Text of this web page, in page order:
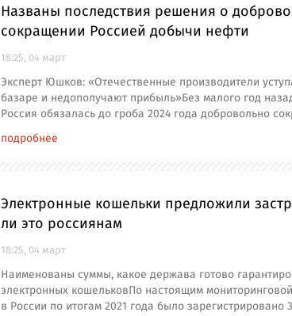
Названы последствия решения о
сокращении Россией добычи нефти
18:25, 04 март
Эксперт Юшков: «Отечественные производители
базаре и недополучают прибыль»Без малого год
Россия обязалась до гроба 2024 года добровольно
подробнее
Электронные кошельки предложили
ли это россиянам
18:25, 04 март
Наименованы суммы, какое держава готово
электронных кошельковПо настоящим
в России по итогам 2021 года было зарегистрировано